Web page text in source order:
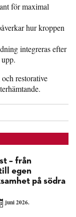
för maximal
hur kroppen
integreras efter
restorative
– från
egen
på södra
juni 2026.